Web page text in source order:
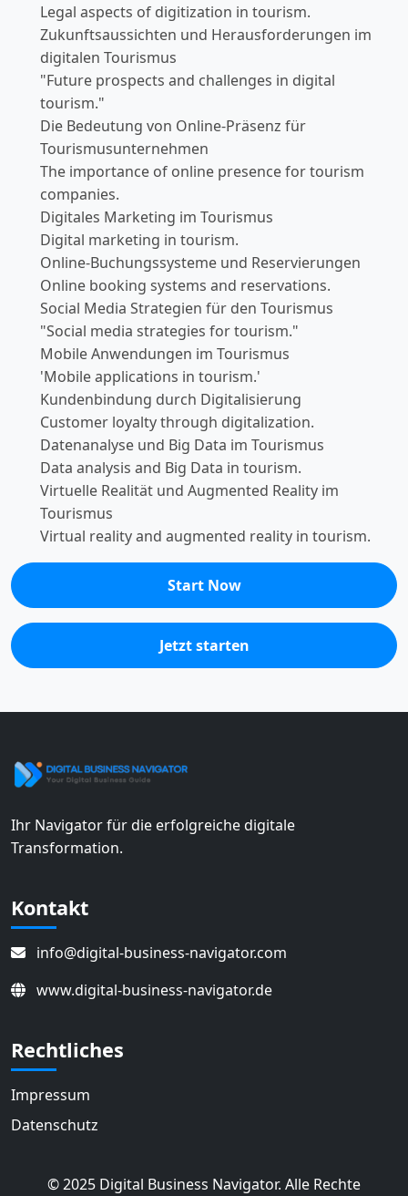
Legal aspects of digitization in tourism.
Zukunftsaussichten und Herausforderungen im
digitalen Tourismus
"Future prospects and challenges in digital
tourism."
Die Bedeutung von Online-Präsenz für
Tourismusunternehmen
The importance of online presence for tourism
companies.
Digitales Marketing im Tourismus
Digital marketing in tourism.
Online-Buchungssysteme und Reservierungen
Online booking systems and reservations.
Social Media Strategien für den Tourismus
"Social media strategies for tourism."
Mobile Anwendungen im Tourismus
'Mobile applications in tourism.'
Kundenbindung durch Digitalisierung
Customer loyalty through digitalization.
Datenanalyse und Big Data im Tourismus
Data analysis and Big Data in tourism.
Virtuelle Realität und Augmented Reality im
Tourismus
Virtual reality and augmented reality in tourism.
Start Now
Jetzt starten
Ihr Navigator für die erfolgreiche digitale
Transformation.
Kontakt
info@digital-business-navigator.com
www.digital-business-navigator.de
Rechtliches
Impressum
Datenschutz
© 2025 Digital Business Navigator. Alle Rechte